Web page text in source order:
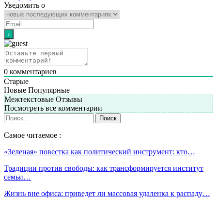
Уведомить о
0 комментариев
Старые
Новые Популярные
Межтекстовые Отзывы
Посмотреть все комментарии
Самое читаемое :
«Зеленая» повестка как политический инструмент: кто…
Традиции против свободы: как трансформируется институт
семьи…
Жизнь вне офиса: приведет ли массовая удаленка к распаду…